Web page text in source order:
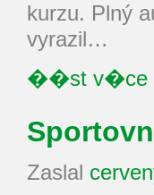
kurzu. Plný
vyrazil…
��st v�ce
Zaslal